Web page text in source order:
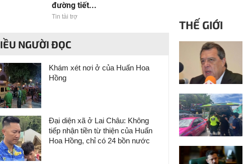
đường tiết...
Tin tài trợ
NGƯỜI ĐỌC
Khám xét nơi ở của Huấn Hoa
Hồng
Đại diện xã ở Lai Châu: Không
tiếp nhận tiền từ thiện của Huấn
Hoa Hồng, chỉ có 24 bồn nước
THẾ GIỚI